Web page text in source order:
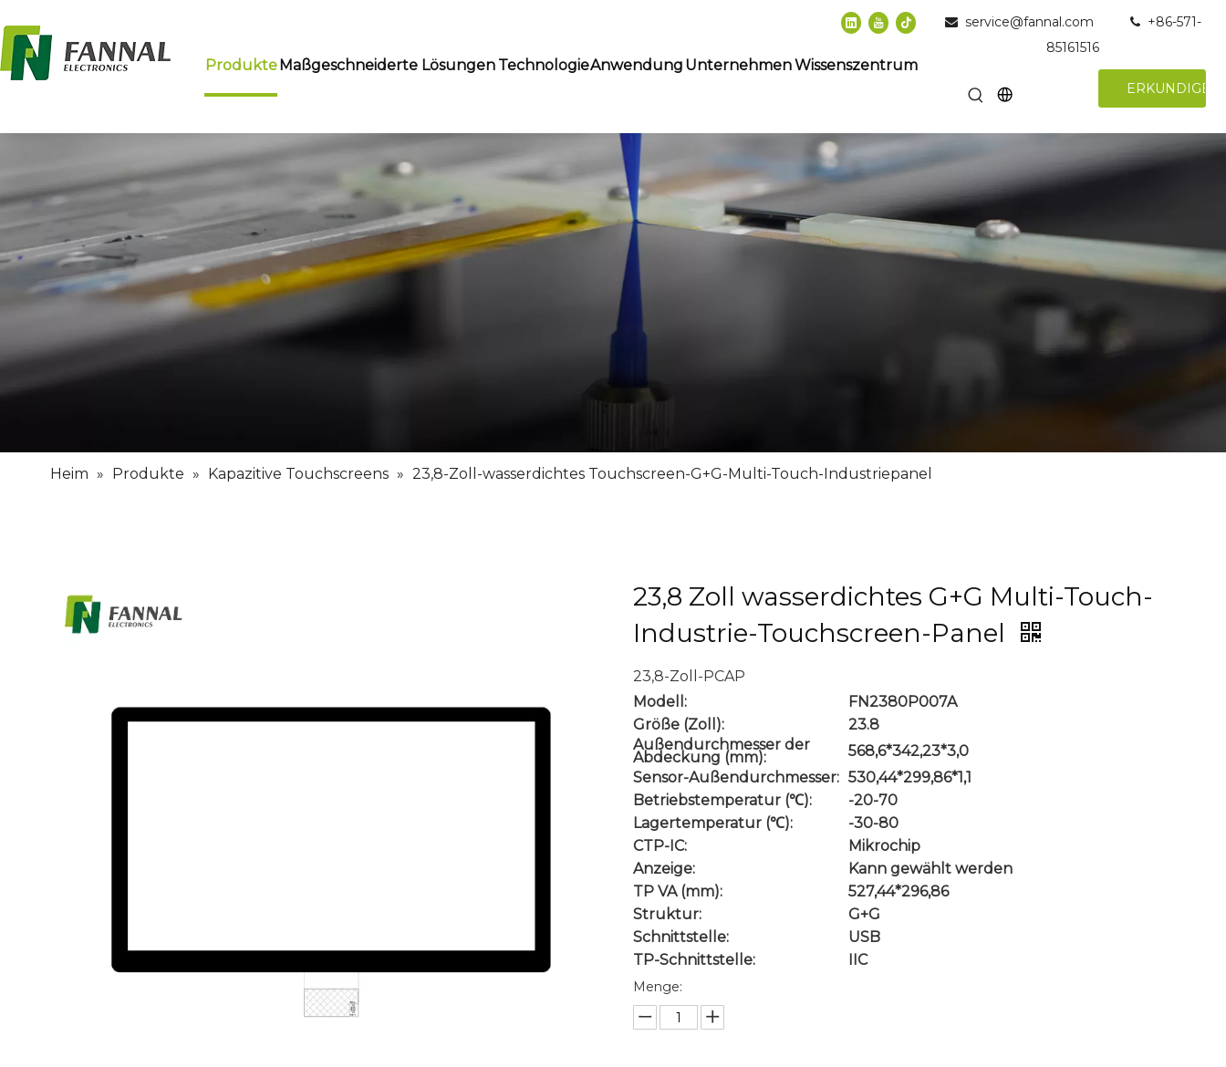
Produkte Maßgeschneiderte Lösungen TechnologieAnwendung UnternehmenWissenszentrum
 service@fannal.com +86-571-
85161516
ERKUNDIGEN
Heim » Produkte » Kapazitive Touchscreens » 23,8-Zoll-wasserdichtes Touchscreen-G+G-Multi-Touch-Industriepanel
23,8 Zoll wasserdichtes G+G Multi-Touch-
Industrie-Touchscreen-Panel
23,8-Zoll-PCAP
Modell:
FN2380P007A
Größe (Zoll):
23.8
Außendurchmesser der
Abdeckung (mm):
568,6*342,23*3,0
Sensor-Außendurchmesser: 530,44*299,86*1,1
Betriebstemperatur (℃):
-20-70
Lagertemperatur (℃):
-30-80
CTP-IC:
Mikrochip
Anzeige:
Kann gewählt werden
TP VA (mm):
527,44*296,86
Struktur:
G+G
Schnittstelle:
USB
TP-Schnittstelle:
IIC
Menge: